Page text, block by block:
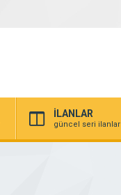
İLANLAR
güncel seri ilanlar